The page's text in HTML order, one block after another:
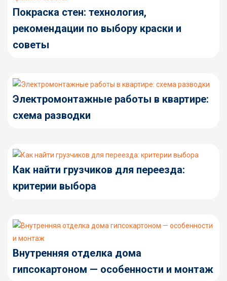
Покраска стен: технология,
рекомендации по выбору краски и
советы
Электромонтажные работы в квартире:
схема разводки
Как найти грузчиков для переезда:
критерии выбора
Внутренняя отделка дома
гипсокартоном — особенности и монтаж